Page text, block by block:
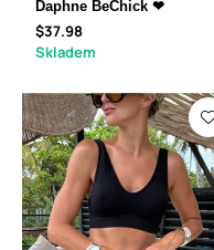
Daphne BeChick ❤
$37.98
Skladem